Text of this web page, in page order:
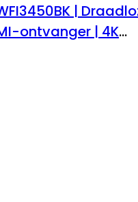
|
ontvanger | 4K